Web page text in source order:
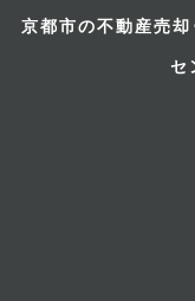
京都市の不動産売
セ